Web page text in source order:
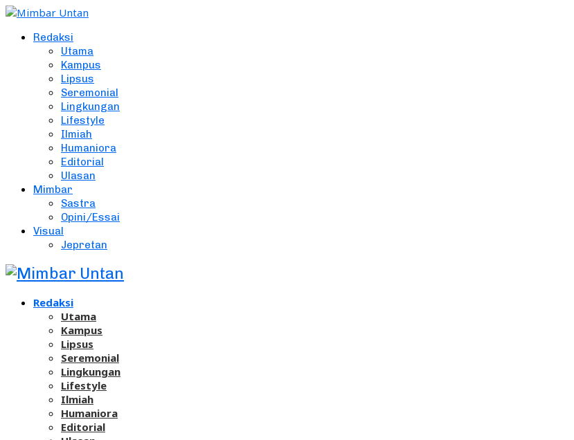
Redaksi
Utama
Kampus
Lipsus
Seremonial
Lingkungan
Lifestyle
Ilmiah
Humaniora
Editorial
Ulasan
Mimbar
Sastra
Opini/Essai
Visual
Jepretan
Redaksi
Utama
Kampus
Lipsus
Seremonial
Lingkungan
Lifestyle
Ilmiah
Humaniora
Editorial